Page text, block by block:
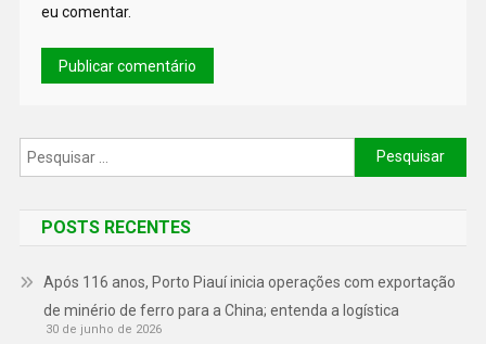
eu comentar.
POSTS RECENTES
Após 116 anos, Porto Piauí inicia operações com exportação
de minério de ferro para a China; entenda a logística
30 de junho de 2026